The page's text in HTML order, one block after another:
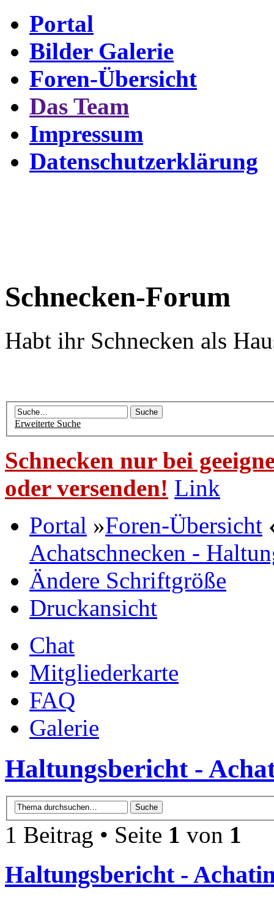
Portal
Bilder Galerie
Foren-Übersicht
Das Team
Impressum
Datenschutzerklärung
Schnecken-Forum
Habt ihr Schnecken als
Erweiterte Suche
Schnecken nur bei
oder versenden! Link
Portal »Foren-Übersicht
Achatschnecken -
Ändere Schriftgröße
Druckansicht
Chat
Mitgliederkarte
FAQ
Galerie
Haltungsbericht -
1 Beitrag • Seite 1 von 1
Haltungsbericht -